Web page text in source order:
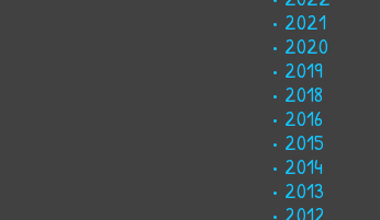
2021
2020
2019
2018
2016
2015
2014
2013
2012